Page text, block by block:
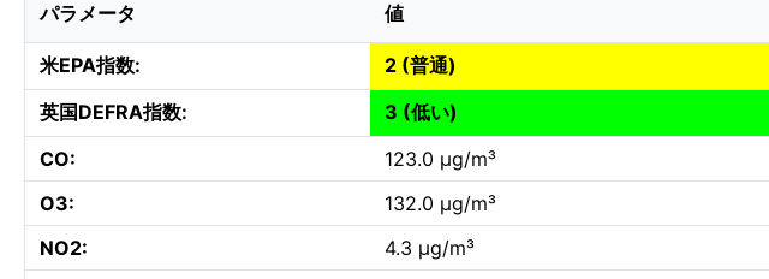
パラメータ 値
米EPA指数:
2 (普通)
英国DEFRA指数:
3 (低い)
CO:
123.0 µg/m³
O3:
132.0 µg/m³
NO2:
4.3 µg/m³